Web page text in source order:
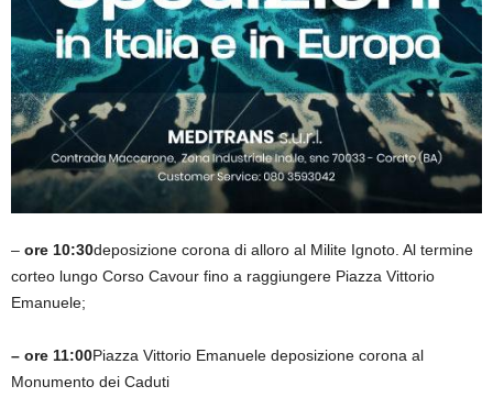
– ore 10:30deposizione corona di alloro al Milite Ignoto. Al termine
corteo lungo Corso Cavour fino a raggiungere Piazza Vittorio
Emanuele;
– ore 11:00Piazza Vittorio Emanuele deposizione corona al
Monumento dei Caduti